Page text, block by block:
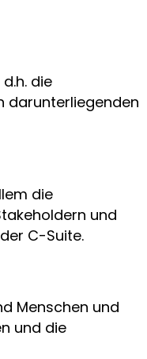
die
darunterliegenden
die
und
C-Suite.
Menschen und
und die